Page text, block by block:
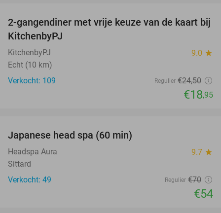
23%
2-gangendiner met vrije keuze van de kaart bij
KitchenbyPJ
KitchenbyPJ 9.0 star
Echt (10 km)
Verkocht: 109
Regulier €24,50
€18,95
Japanese head spa (60 min)
Headspa Aura 9.7 star
Sittard
Verkocht: 49
Regulier €70
€54